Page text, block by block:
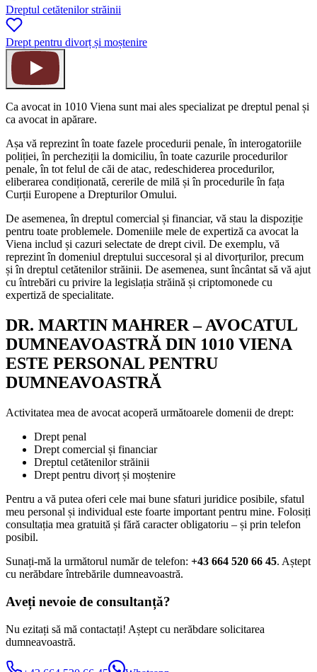
Dreptul cetătenilor străinii
Drept pentru divorț și moștenire
Ca avocat in 1010 Viena sunt mai ales specializat pe dreptul penal și
ca avocat in apărare.
Așa vă reprezint în toate fazele procedurii penale, în interogatoriile
poliției, în percheziții la domiciliu, în toate cazurile procedurilor
penale, în tot felul de căi de atac, redeschiderea procedurilor,
eliberarea condiționată, cererile de milă și în procedurile în fața
Curții Europene a Drepturilor Omului.
De asemenea, în dreptul comercial și financiar, vă stau la dispoziție
pentru toate problemele. Domeniile mele de expertiză ca avocat la
Viena includ și cazuri selectate de drept civil. De exemplu, vă
reprezint în domeniul dreptului succesoral și al divorțurilor, precum
și în dreptul cetătenilor străinii. De asemenea, sunt încântat să vă ajut
cu întrebări cu privire la legislația străină și criptomonede cu
expertiză de specialitate.
DR. MARTIN MAHRER – AVOCATUL
DUMNEAVOASTRĂ DIN 1010 VIENA
ESTE PERSONAL PENTRU
DUMNEAVOASTRĂ
Activitatea mea de avocat acoperă următoarele domenii de drept:
Drept penal
Drept comercial și financiar
Dreptul cetătenilor străinii
Drept pentru divorț și moștenire
Pentru a vă putea oferi cele mai bune sfaturi juridice posibile, sfatul
meu personal și individual este foarte important pentru mine. Folosiți
consultația mea gratuită și fără caracter obligatoriu – și prin telefon
posibil.
Sunați-mă la următorul număr de telefon: +43 664 520 66 45. Aștept
cu nerăbdare întrebările dumneavoastră.
Aveți nevoie de consultanță?
Nu ezitați să mă contactați! Aștept cu nerăbdare solicitarea
dumneavoastră.